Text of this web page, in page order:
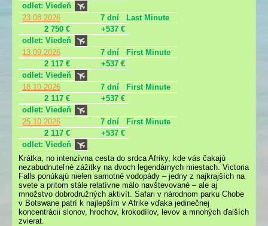
odlet: Viedeň
23.08.2026
7 dní
Last Minute
2 750 €
+537 €
odlet: Viedeň
13.09.2026
7 dní
First Minute
2 117 €
+537 €
odlet: Viedeň
18.10.2026
7 dní
First Minute
2 117 €
+537 €
odlet: Viedeň
25.10.2026
7 dní
First Minute
2 117 €
+537 €
odlet: Viedeň
Krátka, no intenzívna cesta do srdca Afriky, kde vás čakajú
nezabudnuteľné zážitky na dvoch legendárnych miestach. Victoria
Falls ponúkajú nielen samotné vodopády – jedny z najkrajších na
svete a pritom stále relatívne málo navštevované – ale aj
množstvo dobrodružných aktivít. Safari v národnom parku Chobe
v Botswane patrí k najlepším v Afrike vďaka jedinečnej
koncentrácii slonov, hrochov, krokodílov, levov a mnohých ďalších
zvierat.